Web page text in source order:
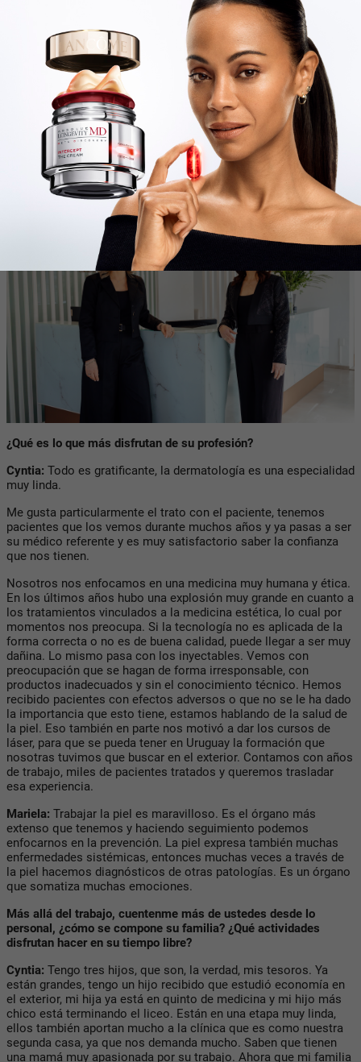
El curso que tiene más receptividad es un curso
intensivo en láser y tecnologías. Se trata de un curso de 10
semanas con instancias teóricas y prácticas y que también se
puede hacer presencial o híbrido. Hemos tenido alumnos del
interior y del exterior. Para quienes ya tienen un nivel básico y
quieran profundizar en una tecnología determinada, tenemos lo
que son las mentorías uno a uno. Por último, tenemos el
Programa Fellow,que es una pasantía por la clínica donde se
muestra una clínica 360, mostrando todos los aspectos no sólo
el aspecto terapéuticos y asistenciales, sino también todo lo
que hace la clínica, el marketing, la gestión, la atención y todos
los aspectos que hacen a la totalidad de la clínica.
¿Qué es lo que más disfrutan de su profesión?
Cyntia: Todo es gratificante, la dermatología es una especialidad
muy linda.
Me gusta particularmente el trato con el paciente, tenemos
pacientes que los vemos durante muchos años y ya pasas a ser
su médico referente y es muy satisfactorio saber la confianza
que nos tienen.
Nosotros nos enfocamos en una medicina muy humana y ética.
En los últimos años hubo una explosión muy grande en cuanto a
los tratamientos vinculados a la medicina estética, lo cual por
momentos nos preocupa. Si la tecnología no es aplicada de la
forma correcta o no es de buena calidad, puede llegar a ser muy
dañina. Lo mismo pasa con los inyectables. Vemos con
preocupación que se hagan de forma irresponsable, con
productos inadecuados y sin el conocimiento técnico. Hemos
recibido pacientes con efectos adversos o que no se le ha dado
la importancia que esto tiene, estamos hablando de la salud de
la piel. Eso también en parte nos motivó a dar los cursos de
láser, para que se pueda tener en Uruguay la formación que
nosotras tuvimos que buscar en el exterior. Contamos con años
de trabajo, miles de pacientes tratados y queremos trasladar
esa experiencia.
Mariela: Trabajar la piel es maravilloso. Es el órgano más
extenso que tenemos y haciendo seguimiento podemos
enfocarnos en la prevención. La piel expresa también muchas
enfermedades sistémicas, entonces muchas veces a través de
la piel hacemos diagnósticos de otras patologías. Es un órgano
que somatiza muchas emociones.
Más allá del trabajo, cuentenme más de ustedes desde lo
personal, ¿cómo se compone su familia? ¿Qué actividades
disfrutan hacer en su tiempo libre?
Cyntia: Tengo tres hijos, que son, la verdad, mis tesoros. Ya
están grandes, tengo un hijo recibido que estudió economía en
el exterior, mi hija ya está en quinto de medicina y mi hijo más
chico está terminando el liceo. Están en una etapa muy linda,
ellos también aportan mucho a la clínica que es como nuestra
segunda casa, ya que nos demanda mucho. Saben que tienen
una mamá muy apasionada por su trabajo. Ahora que mi familia